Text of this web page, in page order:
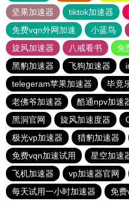
坚果加速器
tiktok加速器
免费vqn外网加速
小蓝鸟
旋风加速器
八戒看书
免
黑豹加速器
飞狗加速器
telegeram苹果加速器
毕竟
老佛爷加速器
酷通npv加速
黑洞官网
旋风加速度器
极光vp加速器
猎豹加速器
免费vqn加速试用
星空加速
飞机加速器
vp加速器官网
每天试用一小时加速器
免费